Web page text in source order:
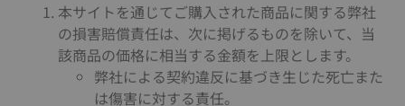
本サイトを通じてご購入された商品に関する弊社
の損害賠償責任は、次に掲げるものを除いて、当
該商品の価格に相当する金額を上限とします。
弊社による契約違反に基づき生じた死亡また
は傷害に対する責任。